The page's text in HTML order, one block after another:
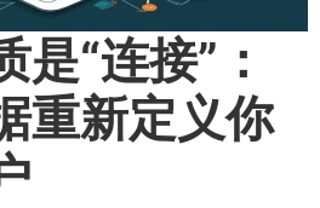
“连接”：
重新定义你